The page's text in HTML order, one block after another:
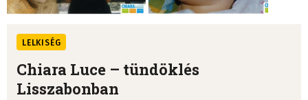
LELKISÉG
Chiara Luce – tündöklés
Lisszabonban